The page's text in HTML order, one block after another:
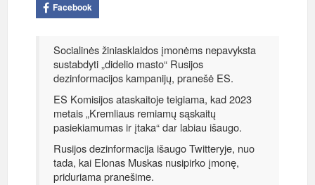
Facebook
Socialinės žiniasklaidos įmonėms nepavyksta
sustabdyti „didelio masto“ Rusijos
dezinformacijos kampanijų, pranešė ES.
ES Komisijos ataskaitoje teigiama, kad 2023
metais „Kremliaus remiamų sąskaitų
pasiekiamumas ir įtaka“ dar labiau išaugo.
Rusijos dezinformacija išaugo Twitteryje, nuo
tada, kai Elonas Muskas nusipirko įmonę,
priduriama pranešime.